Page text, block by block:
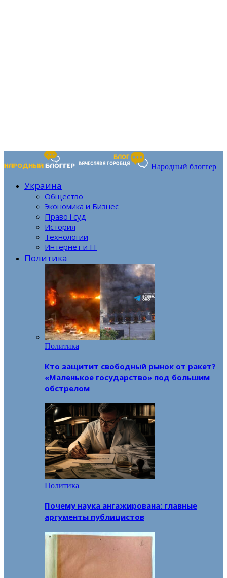
Народный блоггер
Украина
Общество
Экономика и Бизнес
Право і суд
История
Технологии
Интернет и IT
Политика
Политика
Кто защитит свободный рынок от ракет?
«Маленькое государство» под большим
обстрелом
Политика
Почему наука ангажирована: главные
аргументы публицистов